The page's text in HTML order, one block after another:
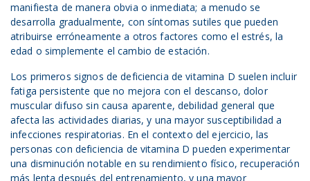
manifiesta de manera obvia o inmediata; a menudo se
desarrolla gradualmente, con síntomas sutiles que pueden
atribuirse erróneamente a otros factores como el estrés, la
edad o simplemente el cambio de estación.
Los primeros signos de deficiencia de vitamina D suelen incluir
fatiga persistente que no mejora con el descanso, dolor
muscular difuso sin causa aparente, debilidad general que
afecta las actividades diarias, y una mayor susceptibilidad a
infecciones respiratorias. En el contexto del ejercicio, las
personas con deficiencia de vitamina D pueden experimentar
una disminución notable en su rendimiento físico, recuperación
más lenta después del entrenamiento, y una mayor